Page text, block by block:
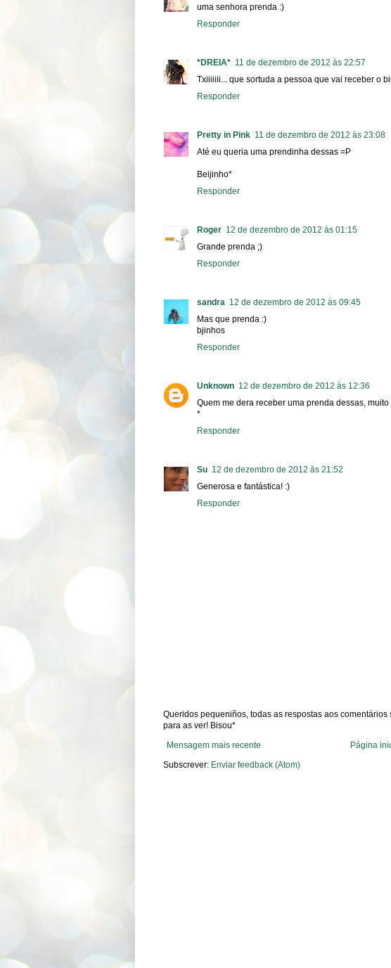
uma senhora prenda :)
Responder
*DREIA* 11 de dezembro de 2012 às 22:57
Txiiiiiii... que sortuda a pessoa que vai receber o
Responder
Pretty in Pink 11 de dezembro de 2012 às 23:08
Até eu queria uma prendinha dessas =P
Beijinho*
Responder
Roger 12 de dezembro de 2012 às 01:15
Grande prenda ;)
Responder
sandra 12 de dezembro de 2012 às 09:45
Mas que prenda :)
bjinhos
Responder
Unknown 12 de dezembro de 2012 às 12:36
Quem me dera receber uma prenda dessas, muito
*
Responder
Su 12 de dezembro de 2012 às 21:52
Generosa e fantástica! :)
Responder
Queridos pequeniños, todas as respostas aos
para as ver! Bisou*
Mensagem mais recente
Página
Subscrever: Enviar feedback (Atom)